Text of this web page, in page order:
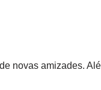
novas amizades.